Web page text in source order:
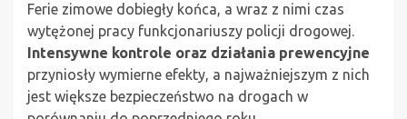
Ferie zimowe dobiegły końca, a wraz z nimi czas
wytężonej pracy funkcjonariuszy policji drogowej.
Intensywne kontrole oraz działania prewencyjne
przyniosły wymierne efekty, a najważniejszym z nich
jest większe bezpieczeństwo na drogach w